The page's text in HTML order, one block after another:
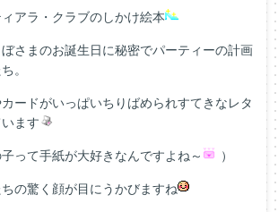
アラ・クラブのしかけ絵本
さまのお誕生日に秘密でパーティーの計画
。
ードがいっぱいちりばめられすてきなレタ
ます
子って手紙が大好きなんですよね～ ）
の驚く顔が目にうかびますね